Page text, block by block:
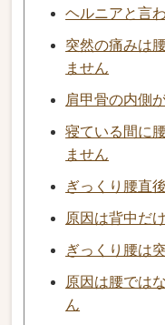
ヘルニアと言
突然の痛みは
ません
肩甲骨の内側
寝ている間に
ません
ぎっくり腰直
原因は背中だ
ぎっくり腰は
原因は腰では
ん